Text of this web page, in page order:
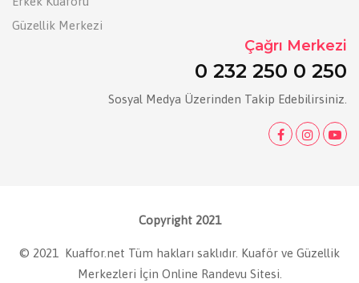
Güzellik Merkezi
Çağrı Merkezi
0 232 250 0 250
Sosyal Medya Üzerinden Takip Edebilirsiniz.
Copyright 2021
© 2021 Kuaffor.net Tüm hakları saklıdır. Kuaför ve Güzellik
Merkezleri İçin Online Randevu Sitesi.